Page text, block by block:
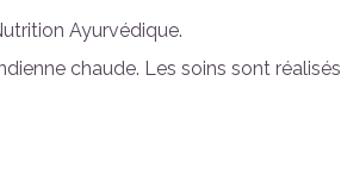
Ayurvédique.
chaude. Les soins sont réalisés